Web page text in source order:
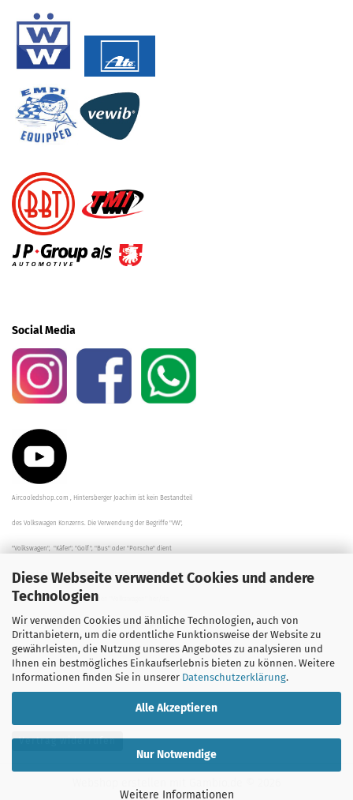
Diese Webseite verwendet Cookies und andere
Technologien
Wir verwenden Cookies und ähnliche Technologien, auch von
Drittanbietern, um die ordentliche Funktionsweise der Website zu
gewährleisten, die Nutzung unseres Angebotes zu analysieren und
Ihnen ein bestmögliches Einkaufserlebnis bieten zu können. Weitere
Informationen finden Sie in unserer Datenschutzerklärung.
Alle Akzeptieren
Nur Notwendige
Weitere Informationen
Social Media
Aircooledshop.com , Hintersberger Joachim ist kein Bestandteil
des Volkswagen Konzerns. Die Verwendung der Begriffe "VW",
"Volkswagen", "Käfer", "Golf", "Bus" oder "Porsche" dient
der Beschreibung der Teile und stellt in keinem Fall eine direkte
Verbindung zu dem Unternehmen "Volkswagen" her/da.
Die Beschreibungen, Zeichnungen und Angaben zur
Verwendung sind sorgfältig überprüft worden.
Vertrag widerrufen